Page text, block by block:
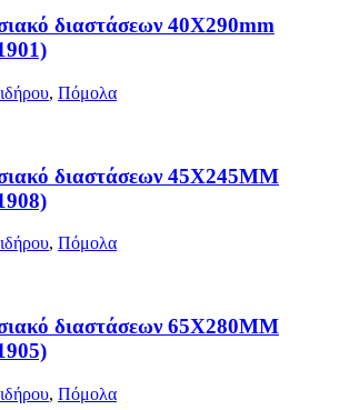
διαστάσεων 40Χ290mm
, Πόμολα
διαστάσεων 45Χ245ΜΜ
, Πόμολα
διαστάσεων 65Χ280ΜΜ
, Πόμολα